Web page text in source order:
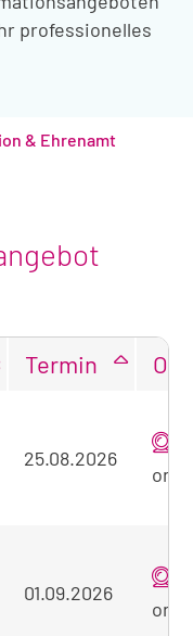
professionelles
& Ehrenamt
Termin Ort
25.08.2026
01.09.2026